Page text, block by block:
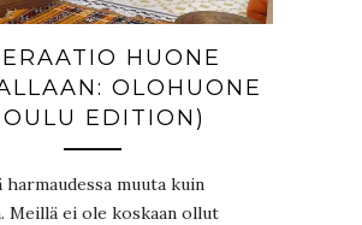
HUONE
OLOHUONE
EDITION)
harmaudessa muuta kuin
Meillä ei ole koskaan ollut